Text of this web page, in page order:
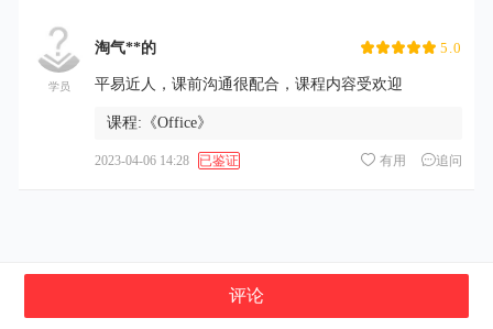
学员
淘气**的 5.0
平易近人，课前沟通很配合，课程内容受欢迎
课程:《Office》
2023-04-06 14:28 已鉴证  有用 追问
评论